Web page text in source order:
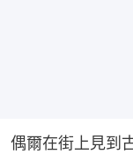
偶爾在街上見到